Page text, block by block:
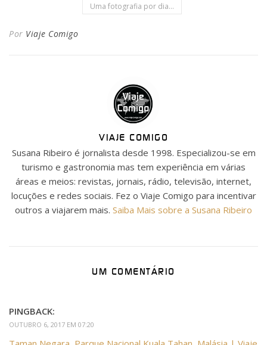
Uma fotografia por dia...
Por Viaje Comigo
VIAJE COMIGO
Susana Ribeiro é jornalista desde 1998. Especializou-se em
turismo e gastronomia mas tem experiência em várias
áreas e meios: revistas, jornais, rádio, televisão, internet,
locuções e redes sociais. Fez o Viaje Comigo para incentivar
outros a viajarem mais. Saiba Mais sobre a Susana Ribeiro
UM COMENTÁRIO
PINGBACK:
OUTUBRO 6, 2017 EM 07:20